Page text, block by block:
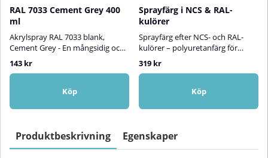
RAL 7033 Cement Grey 400
ml
Akrylspray RAL 7033 blank,
Cement Grey - En mångsidig och
hållbar akryllack!RAL Acryl Spray
är en högkvalitativ akryllack som
är perfekt för att bättringsmåla,
skydda och dekorera ytor av
och olika typer av plast.
både inom- och utomhusbruk.
Akrylsprayen har en hållbar färg
143 kr
Köp
Sprayfärg i NCS & RAL-
kulörer
Sprayfärg efter NCS- och RAL-
kulörer – polyuretanfärg för
inom- och utomhusbrukVi
tillverkar sprayfärg efter både
NCS- och RAL-kulörer, anpassad
för projekt där hållbarhet,
slutresultat är viktigt. Färgen är
fäster utmärkt på trä, metall, sten
och hårda plastytor – och
319 kr
Köp
Produktbeskrivning Egenskaper